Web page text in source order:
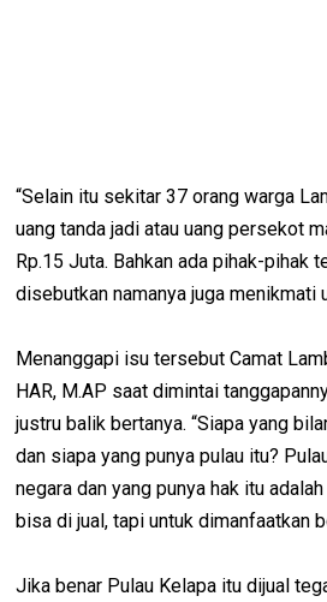
“Selain itu sekitar 37 orang warga
uang tanda jadi atau uang persekot
Rp.15 Juta. Bahkan ada pihak-pihak
disebutkan namanya juga menikmati
Menanggapi isu tersebut Camat
HAR, M.AP saat dimintai
justru balik bertanya. “Siapa yang
dan siapa yang punya pulau itu?
negara dan yang punya hak itu
bisa di jual, tapi untuk dimanfaatkan
Jika benar Pulau Kelapa itu dijual